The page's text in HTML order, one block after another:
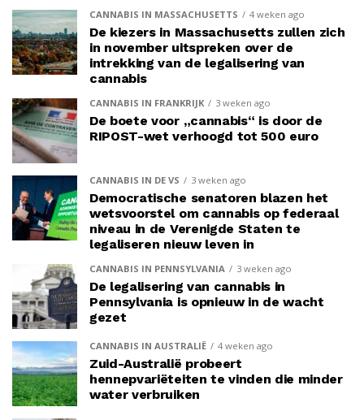
CANNABIS IN MASSACHUSETTS 4 weken ago
De kiezers in Massachusetts zullen zich
in november uitspreken over de
intrekking van de legalisering van
cannabis
CANNABIS IN FRANKRIJK 3 weken ago
De boete voor „cannabis“ is door de
RIPOST-wet verhoogd tot 500 euro
CANNABIS IN DE VS 3 weken ago
Democratische senatoren blazen het
wetsvoorstel om cannabis op federaal
niveau in de Verenigde Staten te
legaliseren nieuw leven in
CANNABIS IN PENNSYLVANIA 3 weken ago
De legalisering van cannabis in
Pennsylvania is opnieuw in de wacht
gezet
CANNABIS IN AUSTRALIË 4 weken ago
Zuid-Australië probeert
hennepvariëteiten te vinden die minder
water verbruiken